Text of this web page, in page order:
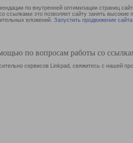
по внутренней оптимизации страниц
ссылками это позволяет сайту занять
вложений. Запустить продвижение сайта
по вопросам работы со
сервисов Linkpad, свяжитесь с нашей